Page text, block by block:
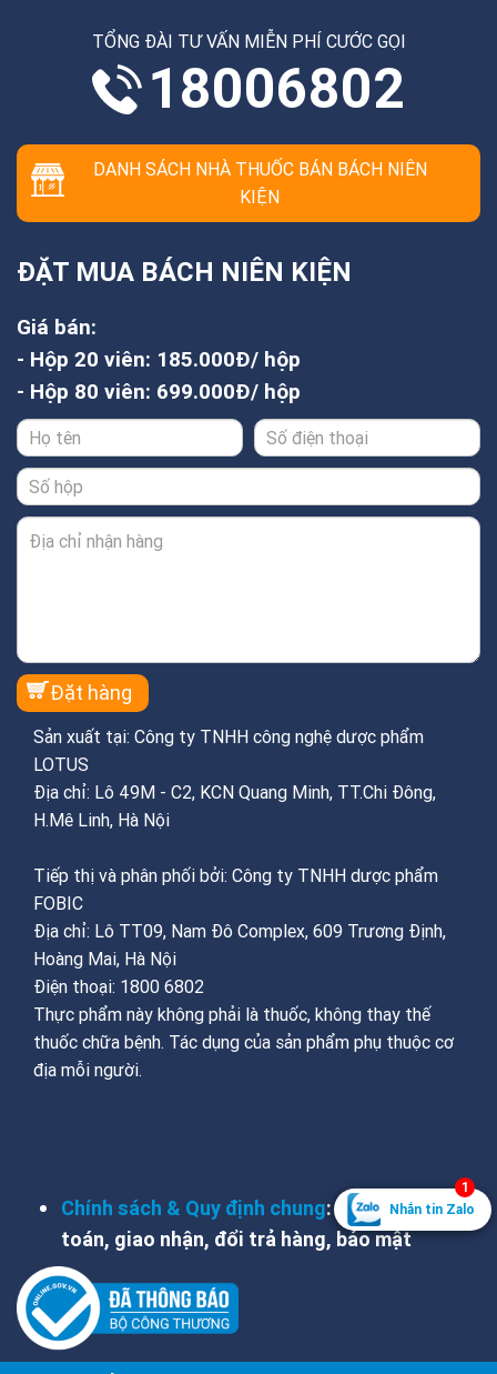
TỔNG ĐÀI TƯ VẤN MIỄN PHÍ CƯỚC GỌI
18006802
DANH SÁCH NHÀ THUỐC BÁN BÁCH NIÊN
KIỆN
ĐẶT MUA BÁCH NIÊN KIỆN
Giá bán:
- Hộp 20 viên: 185.000Đ/ hộp
- Hộp 80 viên: 699.000Đ/ hộp
Sản xuất tại: Công ty TNHH công nghệ dược phẩm
LOTUS
Địa chỉ: Lô 49M - C2, KCN Quang Minh, TT.Chi Đông,
H.Mê Linh, Hà Nội
Tiếp thị và phân phối bởi: Công ty TNHH dược phẩm
FOBIC
Địa chỉ: Lô TT09, Nam Đô Complex, 609 Trương Định,
Hoàng Mai, Hà Nội
Điện thoại: 1800 6802
Thực phẩm này không phải là thuốc, không thay thế
thuốc chữa bệnh. Tác dụng của sản phẩm phụ thuộc cơ
địa mỗi người.
Chính sách & Quy định chung: hỗ trợ, thanh
toán, giao nhận, đổi trả hàng, bảo mật
Nhắn tin Zalo
1